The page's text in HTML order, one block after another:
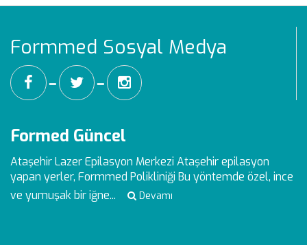
Formmed Sosyal Medya
━ ━
Formed Güncel
Ataşehir Lazer Epilasyon Merkezi Ataşehir epilasyon
yapan yerler, Formmed Polikliniği Bu yöntemde özel, ince
ve yumuşak bir iğne...
Devamı